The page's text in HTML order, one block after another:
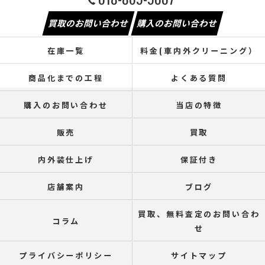
買取のお問い合わせ 購入のお問い合わせ
在庫一覧 料金(車内外クリーニング）
商品化までの工程 よくある質問
購入のお問い合わせ 当店の特徴
販売 買取
内外装仕上げ 保証付き
店舗案内 ブログ
コラム
買取、無料査定のお問い合わ
せ
プライバシーポリシー サイトマップ